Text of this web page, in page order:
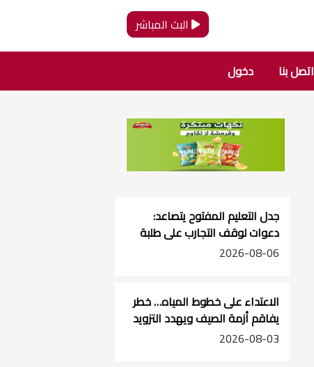
البث المباشر
اتصل بنا دخول
جدل التعليم المفتوح يتصاعد:
دعوات لوقف التجارب على طلبة
الصفوف الأساسية
2026-08-06
الاعتداء على خطوط المياه… خطر
يفاقم أزمة الصيف ويهدد التزويد
في جنوب الضفة
2026-08-03